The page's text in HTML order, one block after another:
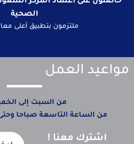
الصحية
ملتزمون بتطبيق أعلى
مواعيد العمل
من السبت إلى
من الساعة التاسعة صباحا
اشترك معنا !